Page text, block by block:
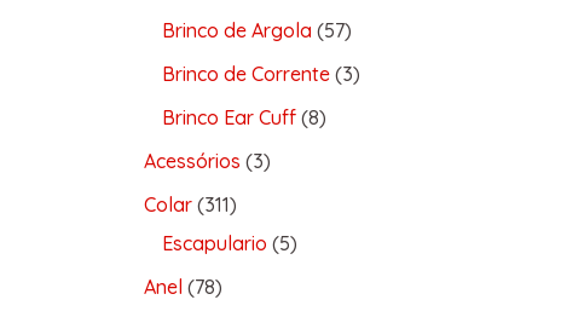
Brinco de Argola 57
Brinco de Corrente 3
Brinco Ear Cuff 8
Acessórios 3
Colar 311
Escapulario 5
Anel 78